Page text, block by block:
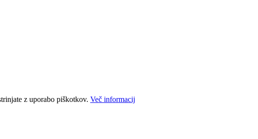
z uporabo piškotkov. Več informacij